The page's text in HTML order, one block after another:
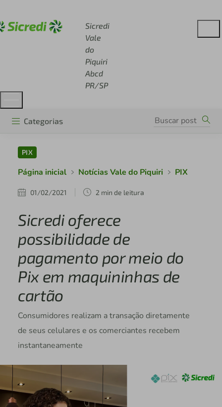
Sicredi
Vale
do
Piquiri
Abcd
PR/SP
Categorias
PIX
Página inicial Notícias Vale do Piquiri PIX
01/02/2021 2 min de leitura
Sicredi oferece
possibilidade de
pagamento por meio do
Pix em maquininhas de
cartão
Consumidores realizam a transação diretamente
de seus celulares e os comerciantes recebem
instantaneamente